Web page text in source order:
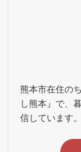
熊本市在住の
し熊本』で、
信しています。